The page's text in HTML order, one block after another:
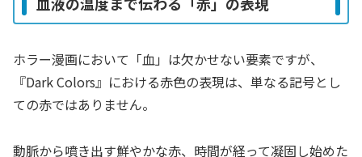
ホラー漫画において「血」は欠かせない要素ですが、
『Dark Colors』における赤色の表現は、単なる記号とし
ての赤ではありません。
動脈から噴き出す鮮やかな赤、時間が経って凝固し始めた